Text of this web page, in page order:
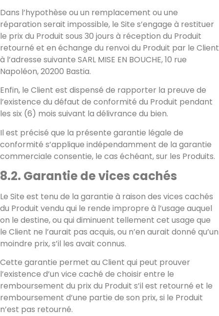
Dans l’hypothèse ou un remplacement ou une
réparation serait impossible, le Site s’engage à restituer
le prix du Produit sous 30 jours à réception du Produit
retourné et en échange du renvoi du Produit par le Client
à l’adresse suivante SARL MISE EN BOUCHE, 10 rue
Napoléon, 20200 Bastia.
Enfin, le Client est dispensé de rapporter la preuve de
l’existence du défaut de conformité du Produit pendant
les six (6) mois suivant la délivrance du bien.
Il est précisé que la présente garantie légale de
conformité s’applique indépendamment de la garantie
commerciale consentie, le cas échéant, sur les Produits.
8.2. Garantie de vices cachés
Le Site est tenu de la garantie à raison des vices cachés
du Produit vendu qui le rende impropre à l’usage auquel
on le destine, ou qui diminuent tellement cet usage que
le Client ne l’aurait pas acquis, ou n’en aurait donné qu’un
moindre prix, s’il les avait connus.
Cette garantie permet au Client qui peut prouver
l’existence d’un vice caché de choisir entre le
remboursement du prix du Produit s’il est retourné et le
remboursement d’une partie de son prix, si le Produit
n’est pas retourné.